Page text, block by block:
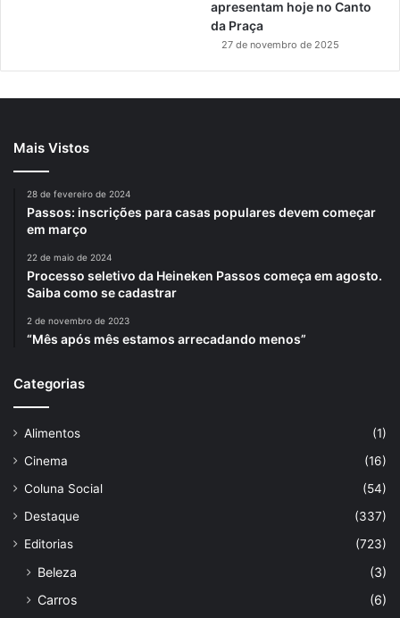
apresentam hoje no Canto
da Praça
27 de novembro de 2025
Mais Vistos
28 de fevereiro de 2024
Passos: inscrições para casas populares devem começar
em março
22 de maio de 2024
Processo seletivo da Heineken Passos começa em agosto.
Saiba como se cadastrar
2 de novembro de 2023
“Mês após mês estamos arrecadando menos”
Categorias
Alimentos
(1)
Cinema
(16)
Coluna Social
(54)
Destaque
(337)
Editorias
(723)
Beleza
(3)
Carros
(6)